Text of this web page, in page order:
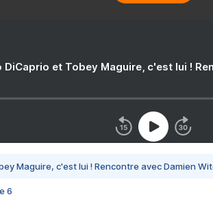
DiCaprio et Tobey Maguire, c'est lui !
Maguire, c'est lui ! Rencontre avec Damien
6